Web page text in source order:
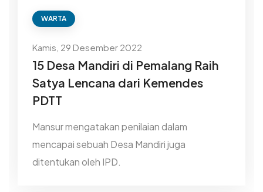
WARTA
Kamis, 29 Desember 2022
15 Desa Mandiri di Pemalang Raih
Satya Lencana dari Kemendes
PDTT
Mansur mengatakan penilaian dalam
mencapai sebuah Desa Mandiri juga
ditentukan oleh IPD.